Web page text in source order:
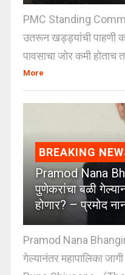
PMC Standing
उतरून खड्ड्यांची पाहणी
पावसाचा जोर कमी होताच
More
BREAKING
Pramod Nana
पुणेकरांचा बळी
होणार? – प्रमोद
Pramod Nana
गेल्यानंतर महापालिका